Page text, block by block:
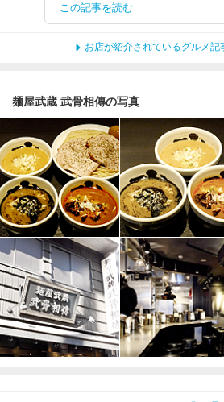
この記事を読む
お店が紹介されているグルメ記
麺屋武蔵 武骨相傳の写真